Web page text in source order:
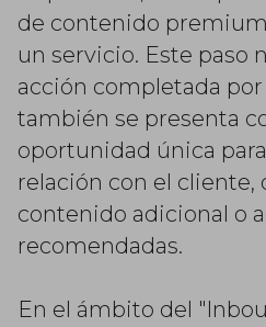
de contenido
un servicio. Este paso
acción completada
también se presenta
oportunidad única
relación con el cliente,
contenido adicional o
recomendadas.
En el ámbito del